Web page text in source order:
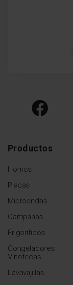
Productos
Hornos
Placas
Microondas
Campanas
Frigoríficos
Congeladores
Vinotecas
Lavavajillas